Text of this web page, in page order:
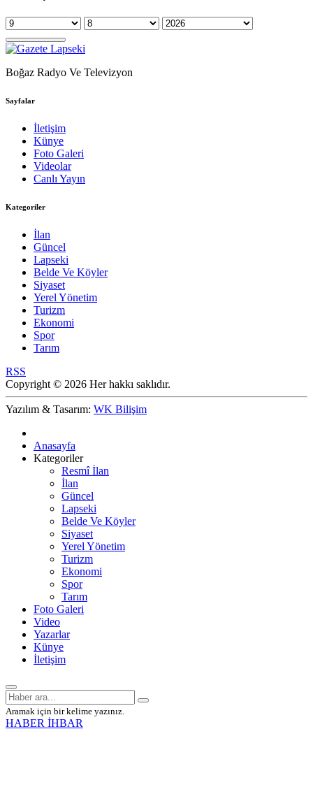
Boğaz Radyo Ve Televizyon
Sayfalar
İletişim
Künye
Foto Galeri
Videolar
Canlı Yayın
Kategoriler
İlan
Güncel
Lapseki
Belde Ve Köyler
Siyaset
Yerel Yönetim
Turizm
Ekonomi
Spor
Tarım
RSS
Copyright © 2026 Her hakkı saklıdır.
Yazılım & Tasarım: WK Bilişim
Anasayfa
Kategoriler
Resmî İlan
İlan
Güncel
Lapseki
Belde Ve Köyler
Siyaset
Yerel Yönetim
Turizm
Ekonomi
Spor
Tarım
Foto Galeri
Video
Yazarlar
Künye
İletişim
Aramak için bir kelime yazınız.
HABER İHBAR